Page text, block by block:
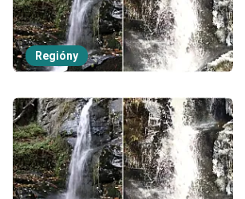
Regióny